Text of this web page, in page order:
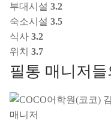
부대시설 3.2
숙소시설 3.5
식사 3.2
위치 3.7
필통 매니저